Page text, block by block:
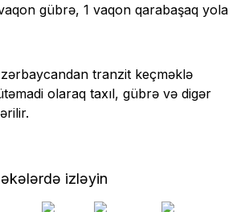
gübrə, 1 vaqon qarabaşaq yola
tranzit keçməklə
olaraq taxıl, gübrə və digər
izləyin